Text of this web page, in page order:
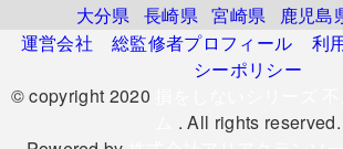
大分県
長崎県 宮崎県 鹿児島
運営会社
総監修者プロフィール 利
シーポリシー
© copyright 2020
. All rights reserved.